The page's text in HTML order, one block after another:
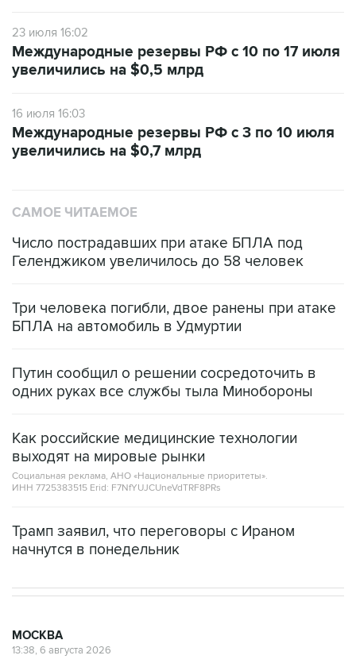
23 июля 16:02
Международные резервы РФ с 10 по 17 июля
увеличились на $0,5 млрд
16 июля 16:03
Международные резервы РФ с 3 по 10 июля
увеличились на $0,7 млрд
САМОЕ ЧИТАЕМОЕ
Число пострадавших при атаке БПЛА под
Геленджиком увеличилось до 58 человек
Три человека погибли, двое ранены при атаке
БПЛА на автомобиль в Удмуртии
Путин сообщил о решении сосредоточить в
одних руках все службы тыла Минобороны
Как российские медицинские технологии
выходят на мировые рынки
Социальная реклама, АНО «Национальные приоритеты».
ИНН 7725383515 Erid: F7NfYUJCUneVdTRF8PRs
Трамп заявил, что переговоры с Ираном
начнутся в понедельник
МОСКВА
13:38, 6 августа 2026